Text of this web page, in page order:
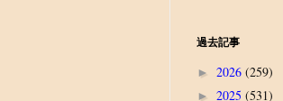
過去記事
► 2026 (259)
► 2025 (531)